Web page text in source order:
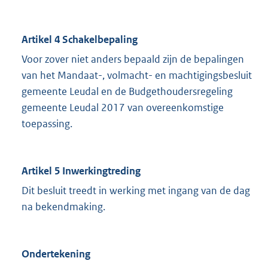
Artikel 4 Schakelbepaling
Voor zover niet anders bepaald zijn de bepalingen
van het Mandaat-, volmacht- en machtigingsbesluit
gemeente Leudal en de Budgethoudersregeling
gemeente Leudal 2017 van overeenkomstige
toepassing.
Artikel 5 Inwerkingtreding
Dit besluit treedt in werking met ingang van de dag
na bekendmaking.
Ondertekening